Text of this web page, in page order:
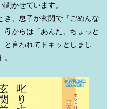
かせています。
き、息子が玄関で「ごめんな
母からは「あんた、ちょっと
と言われてドキッとしまし